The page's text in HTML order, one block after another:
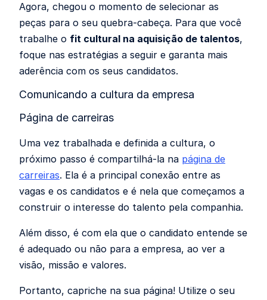
Agora, chegou o momento de selecionar as
peças para o seu quebra-cabeça. Para que você
trabalhe o fit cultural na aquisição de talentos,
foque nas estratégias a seguir e garanta mais
aderência com os seus candidatos.
Comunicando a cultura da empresa
Página de carreiras
Uma vez trabalhada e definida a cultura, o
próximo passo é compartilhá-la na página de
carreiras. Ela é a principal conexão entre as
vagas e os candidatos e é nela que começamos a
construir o interesse do talento pela companhia.
Além disso, é com ela que o candidato entende se
é adequado ou não para a empresa, ao ver a
visão, missão e valores.
Portanto, capriche na sua página! Utilize o seu